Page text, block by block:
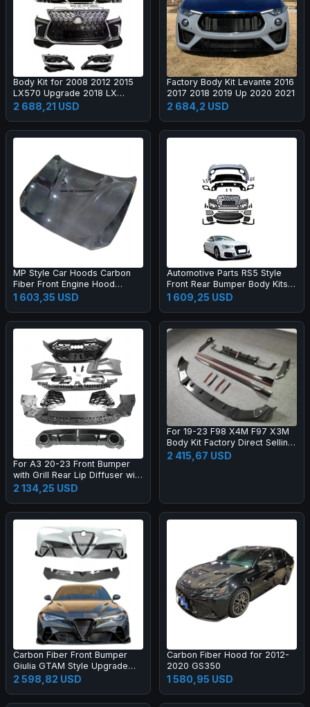
Body Kit for 2008 2012 2015
LX570 Upgrade 2018 LX
Super Sport Grille Bumper Led
Headlamp Fog Lamp Tail Light
2 688,21 USD
Factory Body Kit Levante 2016
2017 2018 2019 Up 2020 2021
2 684,2 USD
MP Style Car Hoods Carbon
Fiber Front Engine Hood
Bonnet for M2C F87 F22
1 603,35 USD
Automotive Parts RS5 Style
Front Rear Bumper Body Kits
for A5 S5 B8.5 2013-2016
Upgrade 2017-2019 Body Kit
1 609,25 USD
For A3 20-23 Front Bumper
with Grill Rear Lip Diffuser with
Muffler Tip Full RS3 Style
Body Kit
2 134,25 USD
For 19-23 F98 X4M F97 X3M
Body Kit Factory Direct Selling
Carbon Fiber AE Style Front
Bumper Edge Rear Diffuser
2 415,67 USD
Carbon Fiber Front Bumper
Giulia GTAM Style Upgrade
Black Color One Year Warranty
2 598,82 USD
Carbon Fiber Hood for 2012-
2020 GS350
1 580,95 USD